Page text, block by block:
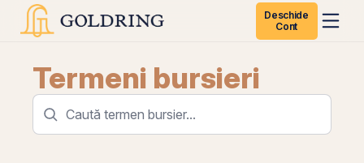
Deschide
Cont
Termeni bursieri